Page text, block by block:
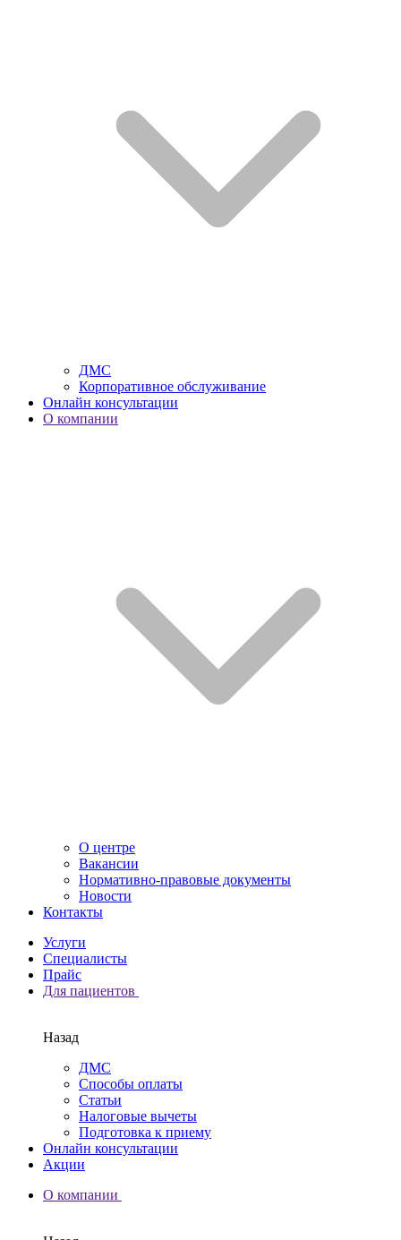
ДМС
Корпоративное обслуживание
Онлайн консультации
О компании
О центре
Вакансии
Нормативно-правовые документы
Новости
Контакты
Услуги
Специалисты
Прайс
Для пациентов
Назад
ДМС
Способы оплаты
Статьи
Налоговые вычеты
Подготовка к приему
Онлайн консультации
Акции
О компании